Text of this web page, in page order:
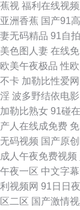
碰人人 91免费看片
传媒陈可心 人人操
avav激情主播 超碰
资源 91色小孩导航
潮 www99热 国产
91网址在线观看 国
91国产精品操笔 伊
蕉视 福利在线视
亚洲香蕉 国产91
妻无码精品 91自
美色图人妻 在线
欧美午夜极品 性
不卡 加勒比性爱网
淫 波多野结依电影
加勒比熟女 91碰
产人在线成免费
无码视频 国产原
成人午夜免费视频
午夜一区 中文字
利视频网 91日日
区二区 国产激情